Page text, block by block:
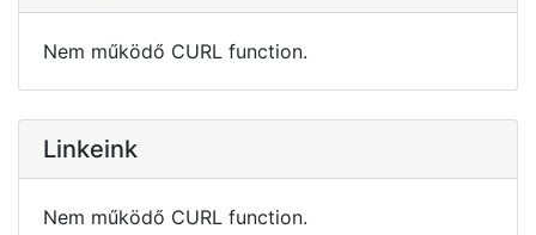
Nem működő CURL function.
Linkeink
Nem működő CURL function.